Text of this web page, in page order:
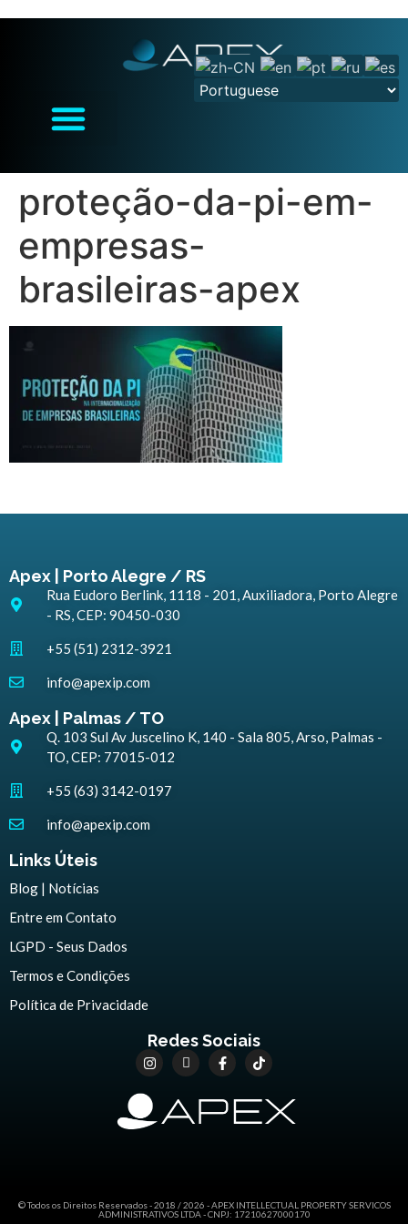
proteção-da-pi-em-
empresas-
brasileiras-apex
Apex | Porto Alegre / RS
Rua Eudoro Berlink, 1118 - 201, Auxiliadora, Porto Alegre
- RS, CEP: 90450-030
+55 (51) 2312-3921
info@apexip.com
Apex | Palmas / TO
Q. 103 Sul Av Juscelino K, 140 - Sala 805, Arso, Palmas -
TO, CEP: 77015-012
+55 (63) 3142-0197
info@apexip.com
Links Úteis
Blog | Notícias
Entre em Contato
LGPD - Seus Dados
Termos e Condições
Política de Privacidade
Redes Sociais
© Todos os Direitos Reservados - 2018 / 2026 - APEX INTELLECTUAL PROPERTY SERVICOS
ADMINISTRATIVOS LTDA - CNPJ: 17210627000170